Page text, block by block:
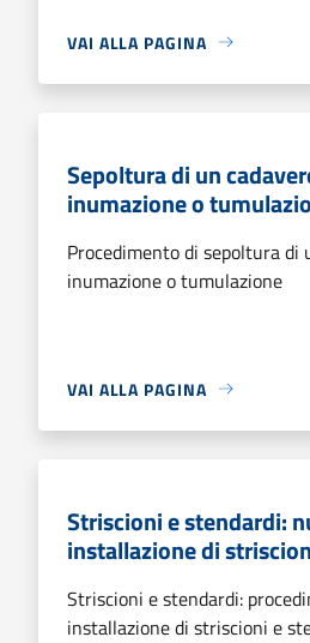
VAI ALLA PAGINA
Sepoltura di un
inumazione o
Procedimento di sepoltura di
inumazione o tumulazione
VAI ALLA PAGINA
Striscioni e stendardi:
installazione di
Striscioni e stendardi:
installazione di striscioni e